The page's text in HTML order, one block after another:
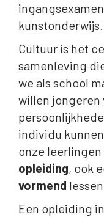
kunstonderwijs.
Cultuur is het
samenleving
we als school
willen
individu
onze leerlingen
opleiding, ook
vormend
Een opleiding